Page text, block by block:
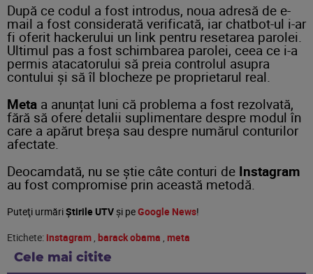
După ce codul a fost introdus, noua adresă de e-
mail a fost considerată verificată, iar chatbot-ul i-ar
fi oferit hackerului un link pentru resetarea parolei.
Ultimul pas a fost schimbarea parolei, ceea ce i-a
permis atacatorului să preia controlul asupra
contului și să îl blocheze pe proprietarul real.
Meta a anunțat luni că problema a fost rezolvată,
fără să ofere detalii suplimentare despre modul în
care a apărut breșa sau despre numărul conturilor
afectate.
Deocamdată, nu se știe câte conturi de Instagram
au fost compromise prin această metodă.
Puteţi urmăriȘtirile UTVşi peGoogle News!
Etichete: instagram barack obama meta
Cele mai citite